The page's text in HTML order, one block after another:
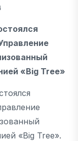
«Big Tree»
«Big Tree».